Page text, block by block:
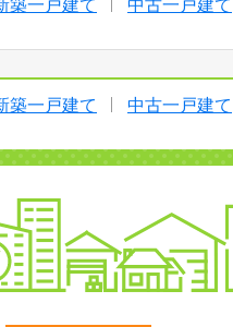
築一戸建て 中古一戸建て
築一戸建て 中古一戸建て